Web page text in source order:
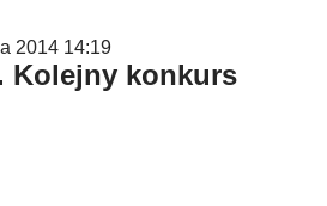
2014 14:19
Kolejny konkurs